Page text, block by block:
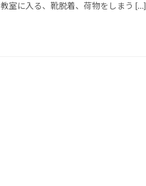
教室に入る、靴脱着、荷物をしまう […]